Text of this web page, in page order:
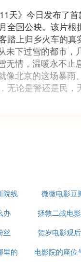
天》今日发布了
国公映。该片
踏上归乡火车的
下过雪的都市，
情，温暖永不止
北京的这场暴雨
论是警还是民
巴在京珠高速公
珠高速路上，一
院线
微微电影豆
办 拯救二战电
丝 贺岁电影观
里的
电影院的座位